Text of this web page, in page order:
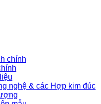
chính
nghệ & các Hợp kim đúc